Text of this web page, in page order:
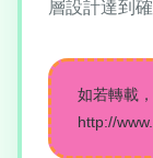
層設計達到
如若轉載
http://